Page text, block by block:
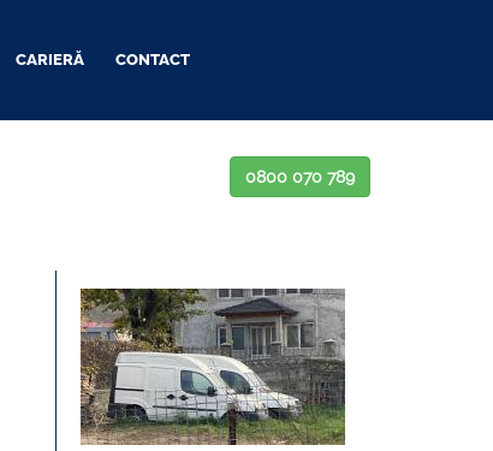
CARIERĂ CONTACT
0800 070 789